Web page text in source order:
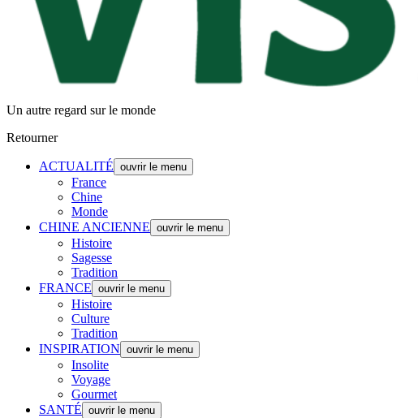
Un autre regard sur le monde
Retourner
ACTUALITÉ ouvrir le menu
France
Chine
Monde
CHINE ANCIENNE ouvrir le menu
Histoire
Sagesse
Tradition
FRANCE ouvrir le menu
Histoire
Culture
Tradition
INSPIRATION ouvrir le menu
Insolite
Voyage
Gourmet
SANTÉ ouvrir le menu